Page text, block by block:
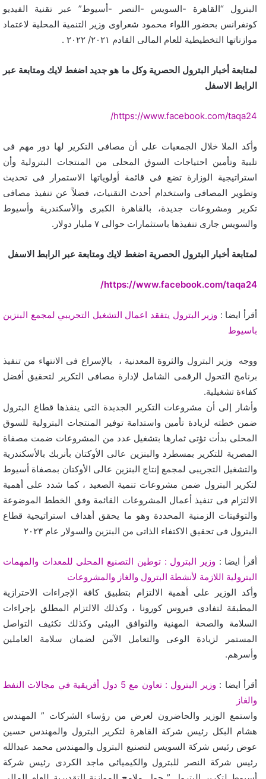
البترول “القاهرة -السويس -النصر -أسيوط” عبر تقنية الفيديو
كونفرانس بحضور اللواء محمود شعراوى وزير التنمية المحلية لاعتماد
موازناتها التخطيطية للعام المالى القادم ٢٠٢١/ ٢٠٢٢ .
لمتابعة أخبار البترول الحصرية وكل ما هو جديد اضغط لايك ومتابعة عبر
الرابط الاسفل
https://www.facebook.com/taqa24/
وأكد الملا خلال الجمعيات على أن مصافى التكرير لها دور مهم فى
تلبية وتأمين احتياجات السوق المحلى من المنتجات البترولية وأن
استراتيجية الوزارة تضع فى قائمة أولوياتها الاستمرار فى تحديث
وتطوير المصافى واستخدام أحدث التقنيات، فضلاً عن تنفيذ مصافى
تكرير ومشروعات جديدة، بالقاهرة الكبرى والأسكندرية وأسيوط
والسويس جارى تنفيذها باستثمارات حوالى ٧ مليار دولار.
لمتابعة أخبار البترول الحصرية اضغط لايك ومتابعة عبر الرابط الاسفل
https://www.facebook.com/taqa24/
أقرأ ايضا : وزير البترول يتفقد اعمال التشغيل التجريبي لمجمع البنزين
باسيوط
ووجه وزير البترول والثروة المعدنية ، بالإسراع فى الانتهاء من تنفيذ
برنامج التحول الرقمى الشامل لإدارة مصافى التكرير لتحقيق أفضل
كفاءة تشغيلية.
وأشار إلى أن مشروعات التكرير الجديدة التى ينفذها قطاع البترول
ضمن خطته لزيادة تأمين واستدامة توفير المنتجات البترولية للسوق
المحلى بدأت تؤتى ثمارها بتشغيل عدد من المشروعات ضمت مصفاة
المصرية للتكرير بمسطرد والبنزين عالى الأوكتان بأنربك بالأسكندرية
والتشغيل التجريبى لمجمع إنتاج البنزين عالى الأوكتان بمصفاة أسيوط
لتكرير البترول ضمن مشروعات تنمية الصعيد ، كما شدد على أهمية
الالتزام فى تنفيذ أعمال المشروعات القائمة وفق الخطط الموضوعة
والتوقيتات الزمنية المحددة وهو ما يحقق أهداف استراتيجية قطاع
البترول فى تحقيق الاكتفاء الذاتى من البنزين والسولار عام ٢٠٢٣
أقرأ ايضا : وزير البترول : توطين التصنيع المحلى للمعدات والمهمات
البترولية اللازمة لأنشطة البترول والغاز والمشروعات
وأكد الوزير على أهمية الالتزام بتطبيق كافة الإجراءات الاحترازية
المطبقة لتفادى فيروس كورونا ، وكذلك الالتزام المطلق بإجراءات
السلامة والصحة المهنية والتوافق البيئى وكذلك تكثيف التواصل
المستمر لزيادة الوعى والتعامل الآمن لضمان سلامة العاملين
وأسرهم.
أقرأ ايضا :
وزير البترول : تعاون مع 5 دول أفريقية في مجالات النفط
والغاز
واستمع الوزير والحاضرون لعرض من رؤساء الشركات ” المهندس
هشام البكل رئيس شركة القاهرة لتكرير البترول والمهندس حسين
عوض رئيس شركة السويس لتصنيع البترول والمهندس محمد عبدالله
رئيس شركة النصر للبترول والكيميائى ماجد الكردى رئيس شركة